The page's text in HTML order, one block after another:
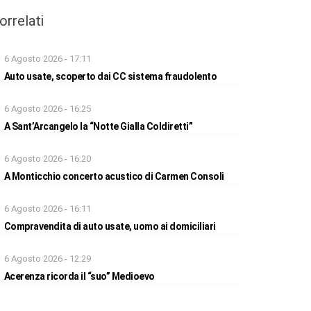
6 Agosto 2026 - 17:11
Auto usate, scoperto dai CC sistema fraudolento
6 Agosto 2026 - 16:25
A Sant’Arcangelo la “Notte Gialla Coldiretti”
6 Agosto 2026 - 16:20
A Monticchio concerto acustico di Carmen Consoli
6 Agosto 2026 - 16:11
Compravendita di auto usate, uomo ai domiciliari
6 Agosto 2026 - 12:29
Acerenza ricorda il “suo” Medioevo